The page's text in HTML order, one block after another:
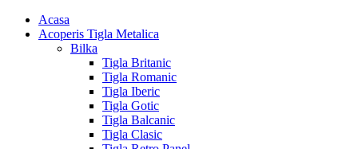
Acasa
Acoperis Tigla Metalica
Bilka
Tigla Britanic
Tigla Romanic
Tigla Iberic
Tigla Gotic
Tigla Balcanic
Tigla Clasic